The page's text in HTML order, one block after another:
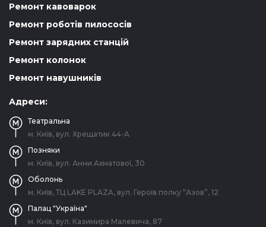
Ремонт кавоварок
Ремонт роботів пилососів
Ремонт зарядних станцій
Ремонт колонок
Ремонт навушників
Адреси:
Театральна
м. Київ, вул. Хрещатик 44-A
Позняки
м. Київ, вул. Анни Ахматової, 30
Оболонь
м. Київ, ТЦ LAKE PLAZA, вул. Героїв полку “Азов”, 12
Палац "Україна"
м. Київ, вул. Казимира Малевича, 87